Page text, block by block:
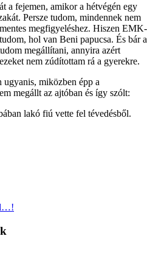
a fejemen, amikor a hétvégén egy
Persze tudom, mindennek nem
megfigyeléshez. Hiszen EMK-
hol van Beni papucsa. És bár a
megállítani, annyira azért
nem zúdítottam rá a gyerekre.
ugyanis, miközben épp a
megállt az ajtóban és így szólt:
lakó fiú vette fel tévedésből.